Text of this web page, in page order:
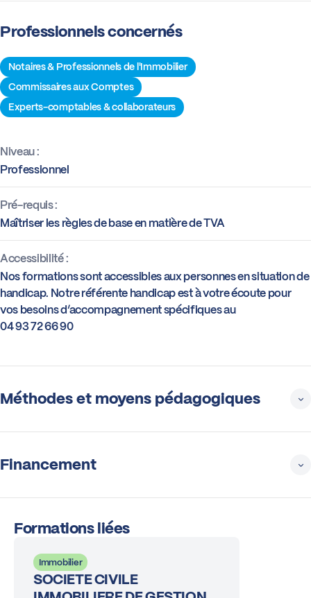
Professionnels concernés
Notaires & Professionnels de l'Immobilier
Commissaires aux Comptes
Experts-comptables & collaborateurs
Niveau :
Professionnel
Pré-requis :
Maîtriser les règles de base en matière de TVA
Accessibilité :
Nos formations sont accessibles aux personnes en situation de
handicap. Notre référente handicap est à votre écoute pour
vos besoins d’accompagnement spécifiques au
04 93 72 66 90
Méthodes et moyens pédagogiques
Financement
Formations liées
Immobilier
SOCIETE CIVILE